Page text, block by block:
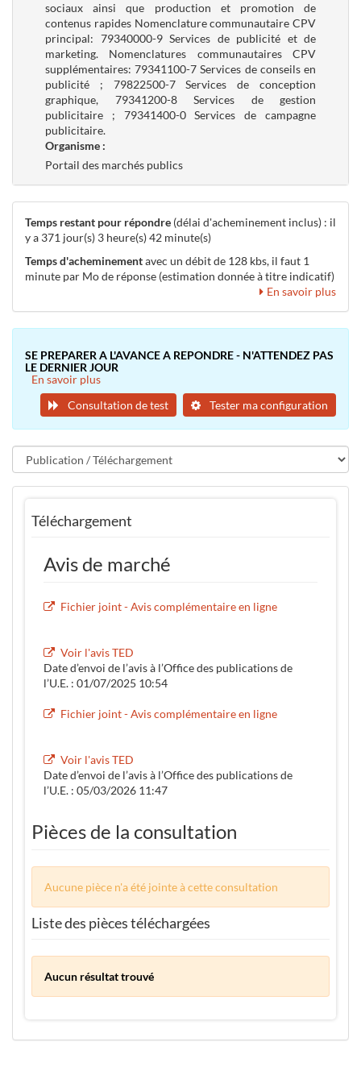
sociaux ainsi que production et promotion de
contenus rapides Nomenclature communautaire CPV
principal: 79340000-9 Services de publicité et de
marketing. Nomenclatures communautaires CPV
supplémentaires: 79341100-7 Services de conseils en
publicité ; 79822500-7 Services de conception
graphique, 79341200-8 Services de gestion
publicitaire ; 79341400-0 Services de campagne
publicitaire.
Organisme :
Portail des marchés publics
Temps restant pour répondre (délai d'acheminement inclus) : il
y a 371 jour(s) 3 heure(s) 42 minute(s)
Temps d'acheminementavec un débit de 128 kbs, il faut 1
minute par Mo de réponse (estimation donnée à titre indicatif)
En savoir plus
SE PREPARER A L'AVANCE A REPONDRE - N'ATTENDEZ PAS
LE DERNIER JOUR
En savoir plus
Tester ma configuration
Consultation de test
Téléchargement
Avis de marché
Fichier joint - Avis complémentaire en ligne
Voir l'avis TED
Date d’envoi de l’avis à l’Office des publications de
l’U.E. : 01/07/2025 10:54
Fichier joint - Avis complémentaire en ligne
Voir l'avis TED
Date d’envoi de l’avis à l’Office des publications de
l’U.E. : 05/03/2026 11:47
Pièces de la consultation
Aucune pièce n'a été jointe à cette consultation
Liste des pièces téléchargées
Aucun résultat trouvé